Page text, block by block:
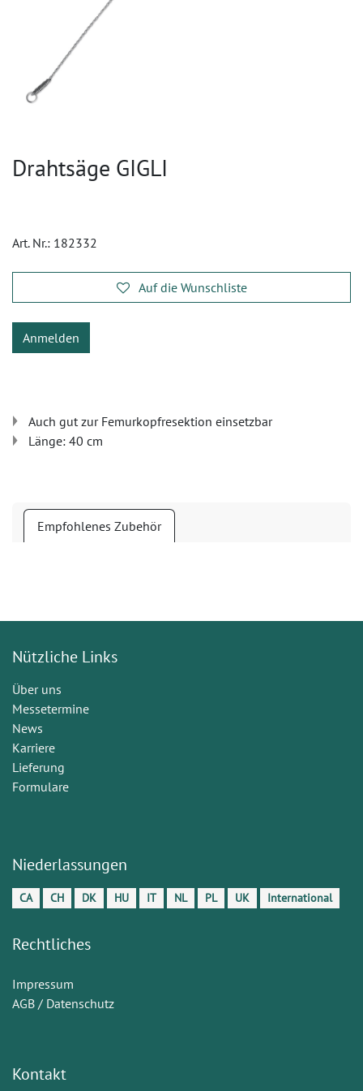
Drahtsäge GIGLI
Art. Nr.: 182332
Auf die Wunschliste
Anmelden
Auch gut zur Femurkopfresektion einsetzbar
Länge: 40 cm
Empfohlenes Zubehör
Nützliche Links
Über uns
Messetermine
News
Karriere
Lieferung
Formulare
Niederlassungen
CA CH DK HU IT NL PL UK International
Rechtliches
Impressum
AGB / Datenschutz
Kontakt